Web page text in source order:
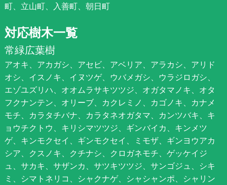
町、立山町、入善町、朝日町
対応樹木一覧
常緑広葉樹
アオキ、アカガシ、アセビ、アベリア、アラカシ、アリド
オシ、イスノキ、イヌツゲ、ウバメガシ、ウラジロガシ、
エゾユズリハ、オオムラサキツツジ、オガタマノキ、オタ
フクナンテン、オリーブ、カクレミノ、カゴノキ、カナメ
モチ、カラタチバナ、カラタネオガタマ、カンツバキ、キ
ョウチクトウ、キリシマツツジ、ギンバイカ、キンメツ
ゲ、キンモクセイ、ギンモクセイ、ミモザ、ギンヨウアカ
シア、クスノキ、クチナシ、クロガネモチ、ゲッケイジ
ュ、サカキ、サザンカ、サツキツツジ、サンゴジュ、シキ
ミ、シマトネリコ、シャクナゲ、シャシャンポ、シャリン